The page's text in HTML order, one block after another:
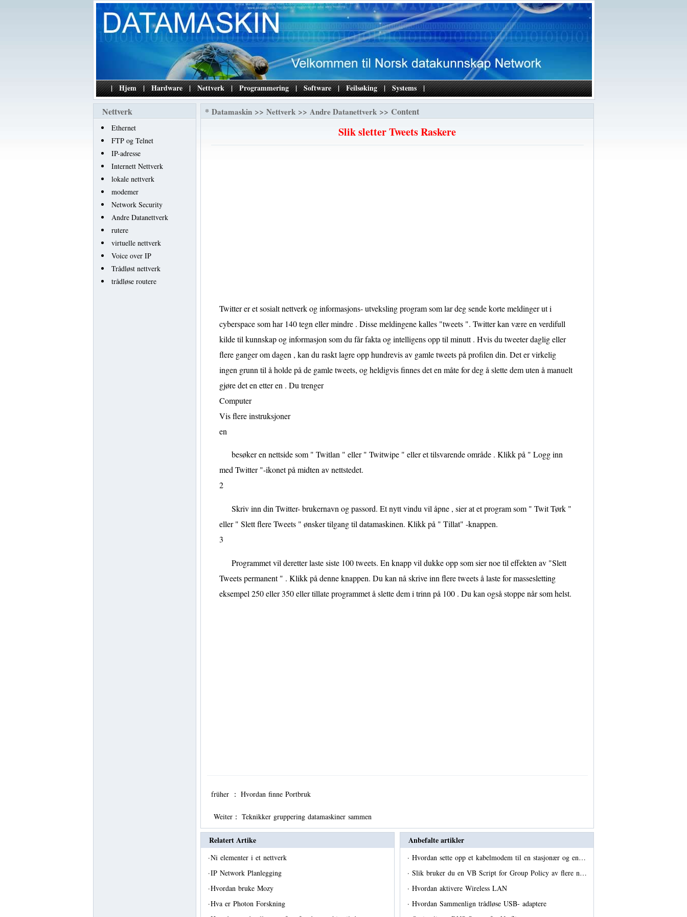
| Hjem | Hardware | Nettverk | Programmering | Software | Feilsøking | Systems |
Nettverk
Ethernet
FTP og Telnet
IP-adresse
Internett Nettverk
lokale nettverk
modemer
Network Security
Andre Datanettverk
rutere
virtuelle nettverk
Voice over IP
Trådløst nettverk
trådløse routere
* Datamaskin >> Nettverk >> Andre Datanettverk >> Content
Slik sletter Tweets Raskere
Twitter er et sosialt nettverk og informasjons- utveksling program som lar deg sende korte meldinger ut i
cyberspace som har 140 tegn eller mindre . Disse meldingene kalles "tweets ". Twitter kan være en verdifull
kilde til kunnskap og informasjon som du får fakta og intelligens opp til minutt . Hvis du tweeter daglig eller
flere ganger om dagen , kan du raskt lagre opp hundrevis av gamle tweets på profilen din. Det er virkelig
ingen grunn til å holde på de gamle tweets, og heldigvis finnes det en måte for deg å slette dem uten å manuelt
gjøre det en etter en . Du trenger
Computer
Vis flere instruksjoner
en
besøker en nettside som " Twitlan " eller " Twitwipe " eller et tilsvarende område . Klikk på " Logg inn
med Twitter "-ikonet på midten av nettstedet.
2
Skriv inn din Twitter- brukernavn og passord. Et nytt vindu vil åpne , sier at et program som " Twit Tørk "
eller " Slett flere Tweets " ønsker tilgang til datamaskinen. Klikk på " Tillat" -knappen.
3
Programmet vil deretter laste siste 100 tweets. En knapp vil dukke opp som sier noe til effekten av "Slett
Tweets permanent " . Klikk på denne knappen. Du kan nå skrive inn flere tweets å laste for massesletting
eksempel 250 eller 350 eller tillate programmet å slette dem i trinn på 100 . Du kan også stoppe når som helst.
früher ： Hvordan finne Portbruk
Weiter： Teknikker gruppering datamaskiner sammen
Relatert Artike
·Ni elementer i et nettverk
·IP Network Planlegging
·Hvordan bruke Mozy
·Hva er Photon Forskning
Anbefalte artikler
· Hvordan sette opp et kabelmodem til en stasjonær og en…
· Slik bruker du en VB Script for Group Policy av flere n…
· Hvordan aktivere Wireless LAN
· Hvordan Sammenlign trådløse USB- adaptere